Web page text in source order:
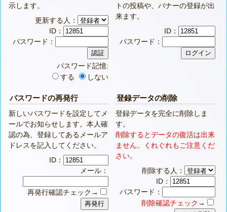
示します。
更新する人：
ID：
パスワード：
パスワード記憶:
する
しない
トの投稿や、バナーの登録が出
来ます。
ID：
パスワード：
パスワードの再発行
新しいパスワードを設定してメ
ールでお知らせします。本人確
認の為、登録してあるメールア
ドレスを記入してください。
ID：
メール：
再発行確認チェック→
登録データの削除
登録データを完全に削除しま
す。
削除するとデータの復活は出来
ません。くれぐれもご注意くだ
さい。
削除する人：
ID：
パスワード：
削除確認チェック →